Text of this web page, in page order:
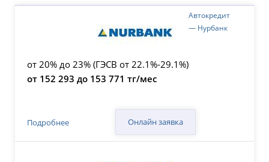
Автокредит
— Нурбанк
от 20% до 23% (ГЭСВ от 22.1%-29.1%)
от 152 293 до 153 771 тг/мес
Подробнее Онлайн заявка